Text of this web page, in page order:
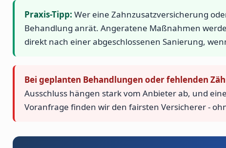
Praxis-Tipp: Wer eine Zahnzusatzversicherung
Behandlung anrät. Angeratene Maßnahmen
direkt nach einer abgeschlossenen Sanierung,
Bei geplanten Behandlungen oder fehlenden
Ausschluss hängen stark vom Anbieter ab, und
Voranfrage finden wir den fairsten Versicherer -